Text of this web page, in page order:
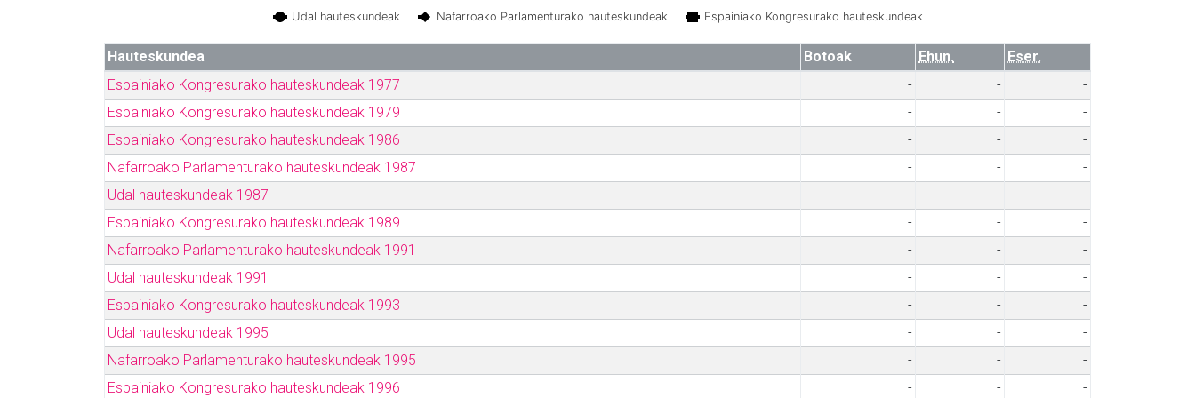
Udal hauteskundeak Nafarroako Parlamenturako hauteskundeak Espainiako Kongresurako hauteskundeak
Hauteskundea Botoak Ehun.
Eser.
Espainiako Kongresurako hauteskundeak 1977
- -
-
Espainiako Kongresurako hauteskundeak 1979
- -
-
Espainiako Kongresurako hauteskundeak 1986
- -
-
Nafarroako Parlamenturako hauteskundeak 1987
- -
-
Udal hauteskundeak 1987
- -
-
Espainiako Kongresurako hauteskundeak 1989
- -
-
Nafarroako Parlamenturako hauteskundeak 1991
- -
-
Udal hauteskundeak 1991
- -
-
Espainiako Kongresurako hauteskundeak 1993
- -
-
Udal hauteskundeak 1995
- -
-
Nafarroako Parlamenturako hauteskundeak 1995
- -
-
Espainiako Kongresurako hauteskundeak 1996
- -
-